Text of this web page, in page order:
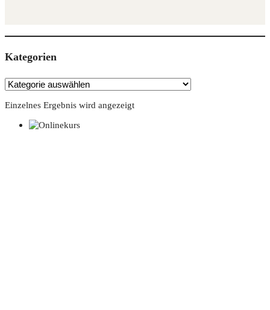
Kate­go­rien
Einzelnes Ergebnis wird angezeigt